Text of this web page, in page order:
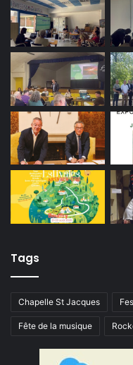
Tags
Chapelle St Jacques
Fête de la musique